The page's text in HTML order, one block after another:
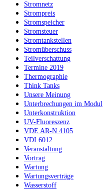
Stromnetz
Strompreis
Stromspeicher
Stromsteuer
Stromtankstellen
Stromüberschuss
Teilverschattung
Termine 2019
Thermographie
Think Tanks
Unsere Meinung
Unterbrechungen im Modul
Unterkonstruktion
UV-Fluoreszenz
VDE AR-N 4105
VDI 6012
Veranstaltung
Vortrag
Wartung
Wartungsverträge
Wasserstoff